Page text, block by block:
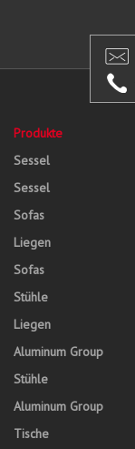
Produkte
Sessel
Sessel
Sofas
Liegen
Sofas
Stühle
Liegen
Aluminum Group
Stühle
Aluminum Group
Tische